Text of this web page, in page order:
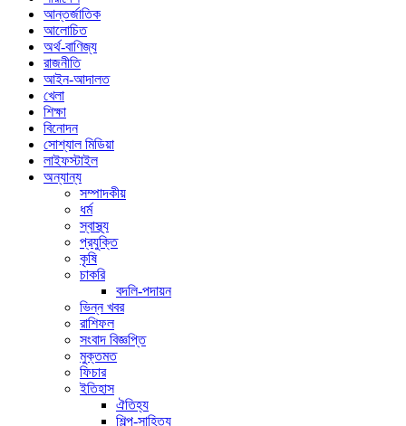
আন্তর্জাতিক
আলোচিত
অর্থ-বাণিজ্য
রাজনীতি
আইন-আদালত
খেলা
শিক্ষা
বিনোদন
সোশ্যাল মিডিয়া
লাইফস্টাইল
অন্যান্য
সম্পাদকীয়
ধর্ম
স্বাস্থ্য
প্রযুক্তি
কৃষি
চাকরি
বদলি-পদায়ন
ভিন্ন খবর
রাশিফল
সংবাদ বিজ্ঞপ্তি
মুক্তমত
ফিচার
ইতিহাস
ঐতিহ্য
শিল্প-সাহিত্য